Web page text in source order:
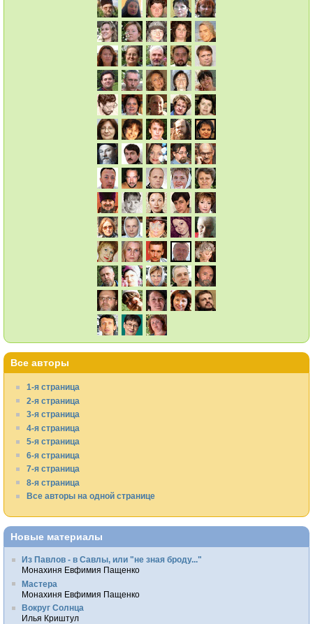
Все авторы
1-я страница
2-я страница
3-я страница
4-я страница
5-я страница
6-я страница
7-я страница
8-я страница
Все авторы на одной странице
Новые материалы
Из Павлов - в Савлы, или "не зная броду..."
Монахиня Евфимия Пащенко
Мастера
Монахиня Евфимия Пащенко
Вокруг Солнца
Илья Криштул